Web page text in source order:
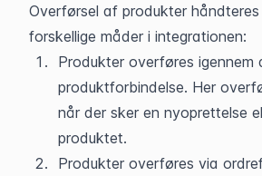
Overførsel af produkter
forskellige måder i integrationen:
Produkter overføres igennem
produktforbindelse. Her
når der sker en nyoprettelse
produktet.
Produkter overføres via